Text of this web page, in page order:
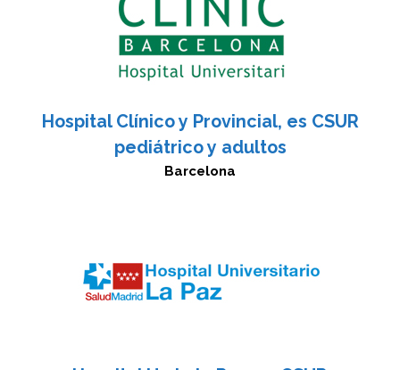
Hospital Clínico y Provincial, es CSUR
pediátrico y adultos
Barcelona